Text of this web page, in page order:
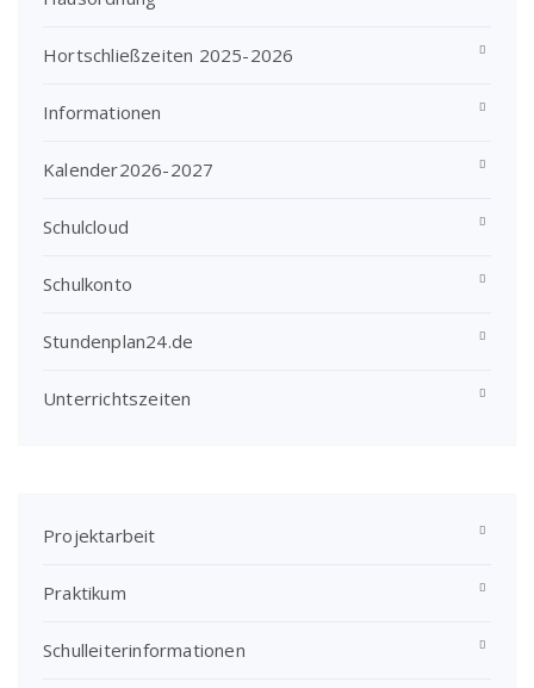
Hortschließzeiten 2025-2026
Informationen
Kalender2026-2027
Schulcloud
Schulkonto
Stundenplan24.de
Unterrichtszeiten
Projektarbeit
Praktikum
Schulleiterinformationen